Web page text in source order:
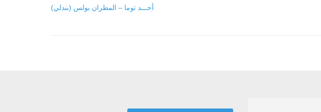
أحـــد توما – المطران بولس (بندلي)